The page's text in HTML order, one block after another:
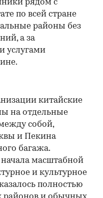
рядом с
по всей стране
районы без
а за
услугами
китайские
на отдельные
собой,
и Пекина
багажа.
масштабной
и культурное
полностью